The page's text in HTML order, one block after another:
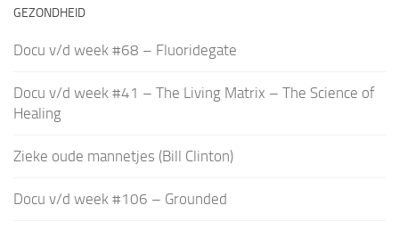
GEZONDHEID
Docu v/d week #68 – Fluoridegate
Docu v/d week #41 – The Living Matrix – The Science of
Healing
Zieke oude mannetjes (Bill Clinton)
Docu v/d week #106 – Grounded